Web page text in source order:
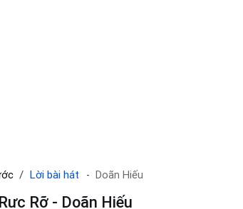
Lời bài hát Doãn Hiếu
Rỡ - Doãn Hiếu